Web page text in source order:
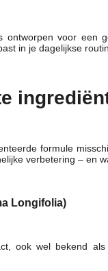
ontworpen voor een
in je dagelijkse
formule
verbetering – en
Longifolia)
ook wel bekend